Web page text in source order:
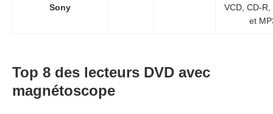
Sony
VCD, CD-R,
et
Top 8 des lecteurs DVD avec
magnétoscope